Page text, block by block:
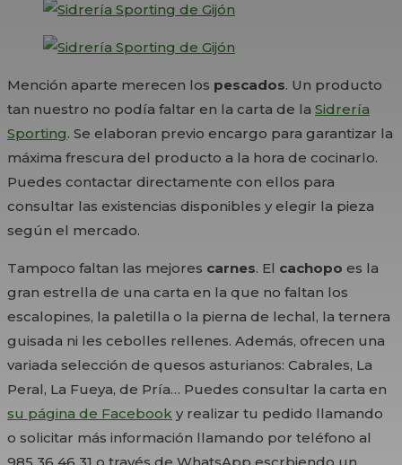
Mención aparte merecen los pescados. Un producto
tan nuestro no podía faltar en la carta de la Sidrería
Sporting. Se elaboran previo encargo para garantizar la
máxima frescura del producto a la hora de cocinarlo.
Puedes contactar directamente con ellos para
consultar las existencias disponibles y elegir la pieza
según el mercado.
Tampoco faltan las mejores carnes. El cachopo es la
gran estrella de una carta en la que no faltan los
escalopines, la paletilla o la pierna de lechal, la ternera
guisada ni les cebolles rellenes. Además, ofrecen una
variada selección de quesos asturianos: Cabrales, La
Peral, La Fueya, de Pría… Puedes consultar la carta en
su página de Facebook y realizar tu pedido llamando
o solicitar más información llamando por teléfono al